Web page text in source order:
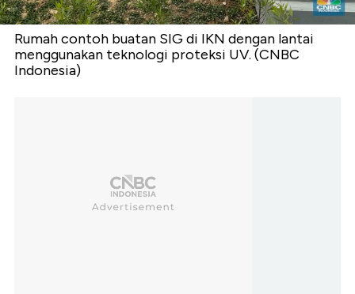
Rumah contoh buatan SIG di IKN dengan lantai
menggunakan teknologi proteksi UV. (CNBC
Indonesia)